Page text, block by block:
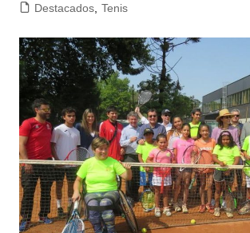
Destacados, Tenis